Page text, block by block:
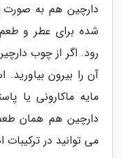
دارچین هم به
شده برای عطر و
رود. اگر از چوب
آن را بیرون
مایه ماکارونی یا
دارچین هم همان
می توانید در ترکیبات